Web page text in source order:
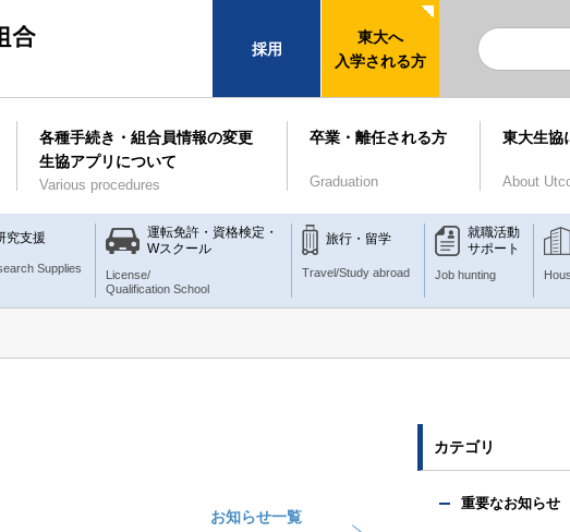
採用
東大へ
入学される方
各種手続き・組合員情報の変更
生協アプリについて
Various procedures
卒業・離任される方
Graduation
東大生協
About
究支援
Supplies
運転免許・資格検定・
Wスクール
License/
Qualification School
旅行・留学
Travel/Study abroad
就職活動
サポート
Job hunting
お知らせ一覧
カテゴリ
重要なお知らせ